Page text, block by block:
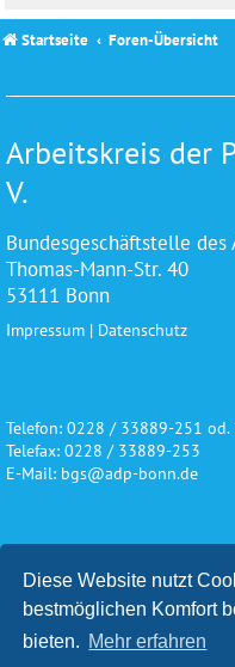
Diese Website nutzt
bestmöglichen Komfort
bieten. Mehr erfahren
Startseite Foren-Übersicht
Arbeitskreis der
V.
Bundesgeschäftstelle des
Thomas-Mann-Str. 40
53111 Bonn
Impressum | Datenschutz
Telefon: 0228 / 33889-251 od.
Telefax: 0228 / 33889-253
E-Mail: bgs@adp-bonn.de
Wir danken für die
Unterstützung und